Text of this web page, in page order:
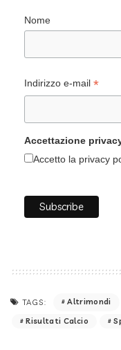
Nome
Indirizzo e-mail *
Accettazione
Accetto la privacy
TAGS: Altrimondi
Risultati Calcio